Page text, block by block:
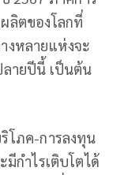
ลิตของโลกที่
งหลายแห่งจะ
ลายปีนี้ เป็นต้น
โภค-การลงทุน
กำไรเติบโตได้